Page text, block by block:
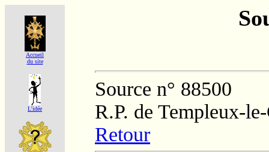
Accueil
du site
L'idée
Source n° 88500
R.P. de Templeux-
Retour